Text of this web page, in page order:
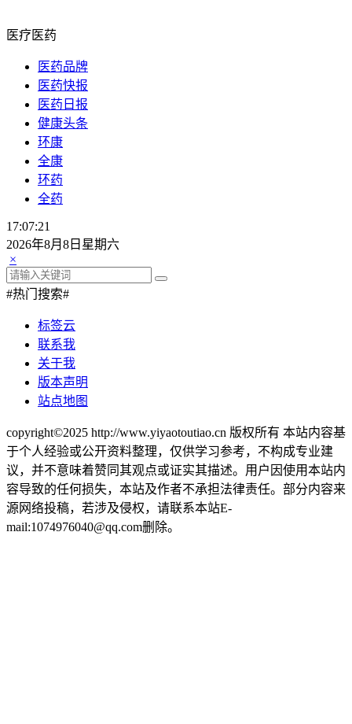
医疗医药
医药品牌
医药快报
医药日报
健康头条
环康
全康
环药
全药
17:07:22
2026年8月8日星期六
×
#热门搜索#
标签云
联系我
关于我
版本声明
站点地图
copyright©2025 http://www.yiyaotoutiao.cn 版权所有 本站内容基
于个人经验或公开资料整理，仅供学习参考，不构成专业建
议，并不意味着赞同其观点或证实其描述。用户因使用本站内
容导致的任何损失，本站及作者不承担法律责任。部分内容来
源网络投稿，若涉及侵权，请联系本站E-
mail:1074976040@qq.com删除。